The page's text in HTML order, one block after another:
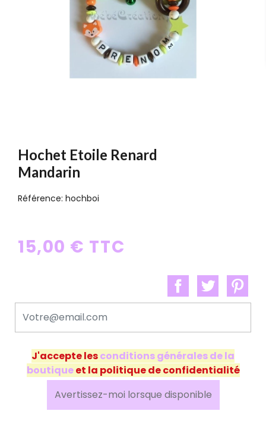
Hochet Etoile Renard
Mandarin
Référence: hochboi
15,00 € TTC
J'accepte lesconditions générales de la
boutiqueet la politique de confidentialité
Avertissez-moi lorsque disponible